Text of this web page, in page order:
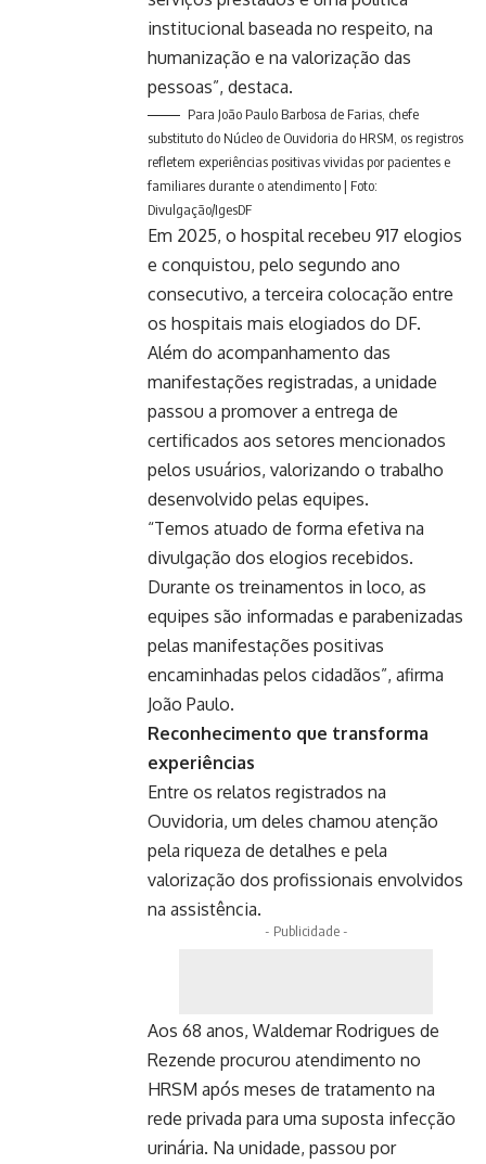
institucional baseada no respeito, na
humanização e na valorização das
pessoas”, destaca.
Para João Paulo Barbosa de Farias, chefe
substituto do Núcleo de Ouvidoria do HRSM, os registros
refletem experiências positivas vividas por pacientes e
familiares durante o atendimento | Foto:
Divulgação/IgesDF
Em 2025, o hospital recebeu 917 elogios
e conquistou, pelo segundo ano
consecutivo, a terceira colocação entre
os hospitais mais elogiados do DF.
Além do acompanhamento das
manifestações registradas, a unidade
passou a promover a entrega de
certificados aos setores mencionados
pelos usuários, valorizando o trabalho
desenvolvido pelas equipes.
“Temos atuado de forma efetiva na
divulgação dos elogios recebidos.
Durante os treinamentos in loco, as
equipes são informadas e parabenizadas
pelas manifestações positivas
encaminhadas pelos cidadãos”, afirma
João Paulo.
Reconhecimento que transforma
experiências
Entre os relatos registrados na
Ouvidoria, um deles chamou atenção
pela riqueza de detalhes e pela
valorização dos profissionais envolvidos
na assistência.
- Publicidade -
Aos 68 anos, Waldemar Rodrigues de
Rezende procurou atendimento no
HRSM após meses de tratamento na
rede privada para uma suposta infecção
urinária. Na unidade, passou por